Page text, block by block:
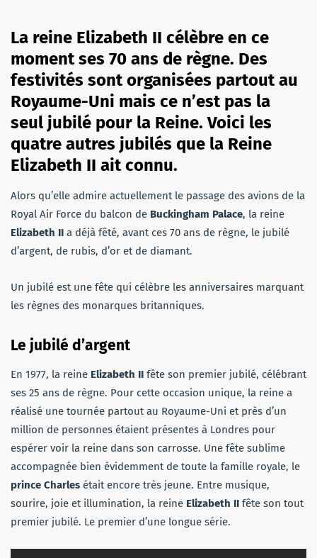
La reine Elizabeth II célèbre en ce
moment ses 70 ans de règne. Des
festivités sont organisées partout au
Royaume-Uni mais ce n’est pas la
seul jubilé pour la Reine. Voici les
quatre autres jubilés que la Reine
Elizabeth II ait connu.
Alors qu’elle admire actuellement le passage des avions de la
Royal Air Force du balcon de Buckingham Palace, la reine
Elizabeth II a déjà fêté, avant ces 70 ans de règne, le jubilé
d’argent, de rubis, d’or et de diamant.
Un jubilé est une fête qui célèbre les anniversaires marquant
les règnes des monarques britanniques.
Le jubilé d’argent
En 1977, la reine Elizabeth II fête son premier jubilé, célébrant
ses 25 ans de règne. Pour cette occasion unique, la reine a
réalisé une tournée partout au Royaume-Uni et près d’un
million de personnes étaient présentes à Londres pour
espérer voir la reine dans son carrosse. Une fête sublime
accompagnée bien évidemment de toute la famille royale, le
prince Charles était encore très jeune. Entre musique,
sourire, joie et illumination, la reine Elizabeth II fête son tout
premier jubilé. Le premier d’une longue série.